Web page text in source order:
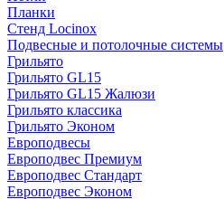
Планки
Стенд Locinox
Подвесные и потолочные системы
Грильято
Грильято GL15
Грильято GL15 Жалюзи
Грильято классика
Грильято Эконом
Европодвесы
Европодвес Премиум
Европодвес Стандарт
Европодвес Эконом